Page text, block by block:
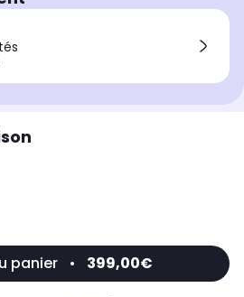
panier • 399,00€